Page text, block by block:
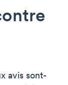
avis sont-